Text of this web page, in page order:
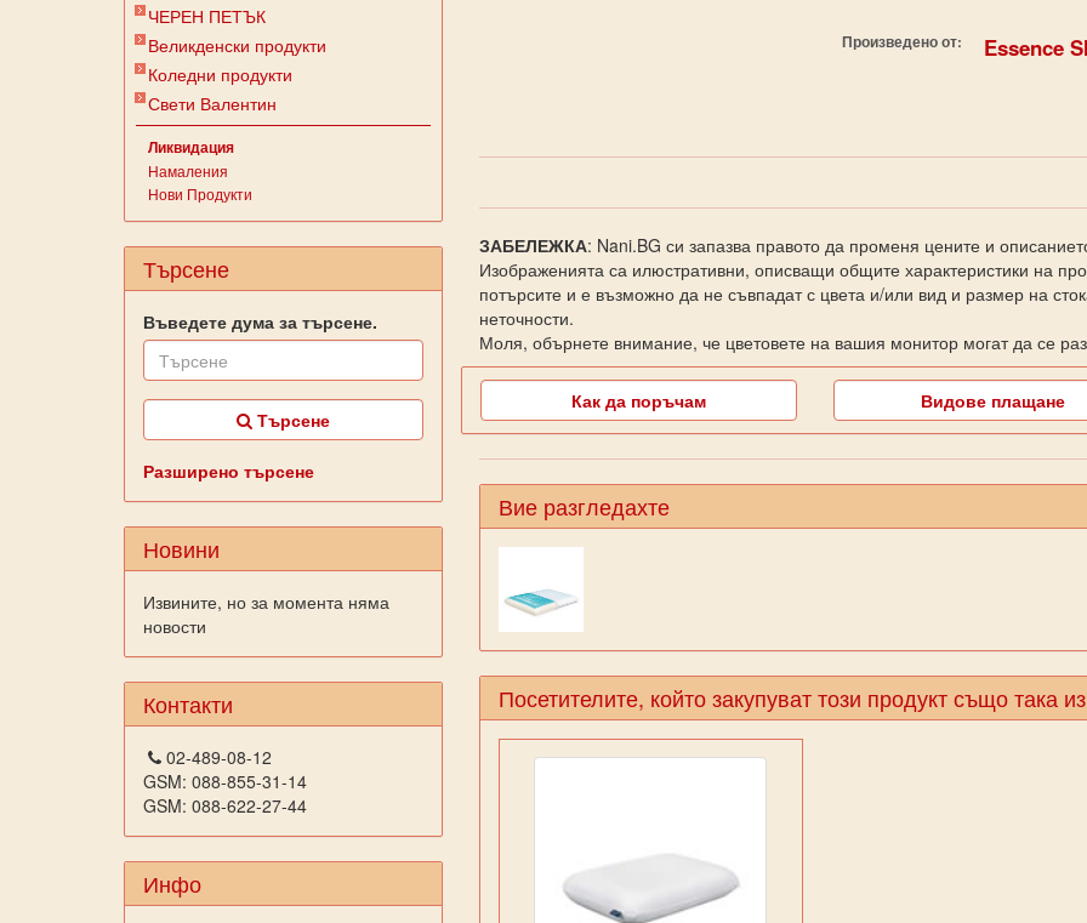
ЧЕРЕН ПЕТЪК
Великденски продукти
Коледни продукти
Свети Валентин
Ликвидация
Намаления
Нови Продукти
Търсене
Въведете дума за търсене.
Търсене
Разширено търсене
Новини
Извините, но за момента няма
новости
Контакти
02-489-08-12
GSM: 088-855-31-14
GSM: 088-622-27-44
Инфо
Произведено от: Essence
ЗАБЕЛЕЖКА: Nani.BG си запазва правото да променя цените и
Изображенията са илюстративни, описващи общите характеристики на
потърсите и е възможно да не съвпадат с цвета и/или вид и размер на
неточности.
Моля, обърнете внимание, че цветовете на вашия монитор могат да се
Как да поръчам Видове плащане
Вие разгледахте
Посетителите, който закупуват този продукт също така